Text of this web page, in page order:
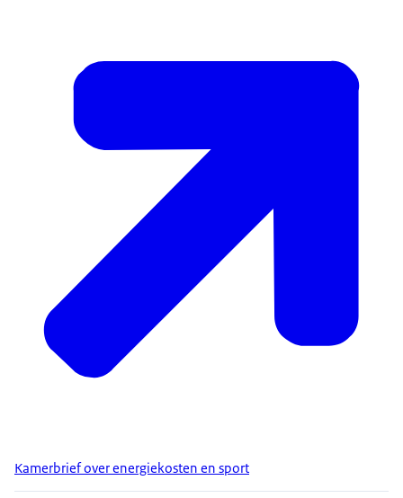
Kamerbrief over energiekosten en sport